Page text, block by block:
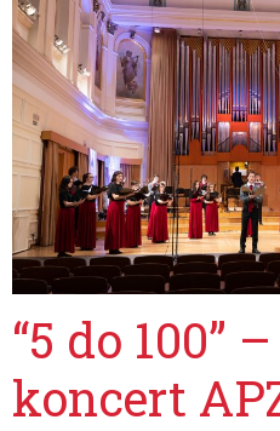
“5 do 100”
koncert